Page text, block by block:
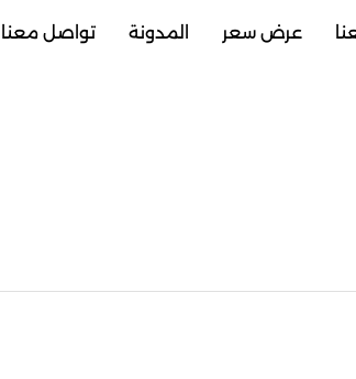
عرض سعر المدونة تواصل معنا